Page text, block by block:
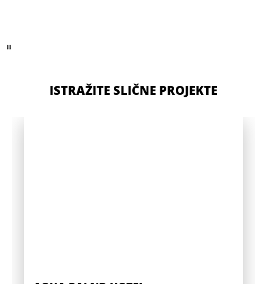
ISTRAŽITE SLIČNE PROJEKTE